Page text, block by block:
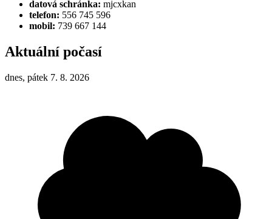
datová schránka: mjcxkan
telefon: 556 745 596
mobil: 739 667 144
Aktuální počasí
dnes, pátek 7. 8. 2026